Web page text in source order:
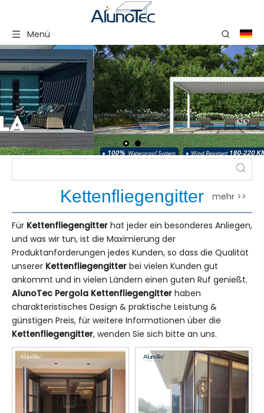
Menü
Kettenfliegengitter mehr >>
Für Kettenfliegengitter hat jeder ein besonderes Anliegen,
und was wir tun, ist die Maximierung der
Produktanforderungen jedes Kunden, so dass die Qualität
unserer Kettenfliegengitter bei vielen Kunden gut
ankommt und in vielen Ländern einen guten Ruf genießt.
AlunoTec Pergola Kettenfliegengitter haben
charakteristisches Design & praktische Leistung &
günstigen Preis, für weitere Informationen über die
Kettenfliegengitter, wenden Sie sich bitte an uns.